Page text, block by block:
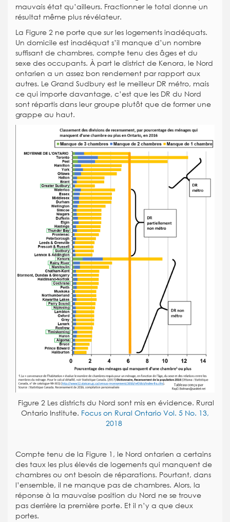
mauvais état qu’ailleurs. Fractionner le total donne un
résultat même plus révélateur.
La Figure 2 ne porte que sur les logements inadéquats.
Un domicile est inadéquat s’il manque d’un nombre
suffisant de chambres, compte tenu des âges et du
sexe des occupants. À part le district de Kenora, le Nord
ontarien a un assez bon rendement par rapport aux
autres. Le Grand Sudbury est le meilleur DR métro, mais
ce qui importe davantage, c’est que les DR du Nord
sont répartis dans leur groupe plutôt que de former une
grappe au haut.
Figure 2 Les districts du Nord sont mis en évidence. Rural
Ontario Institute. Focus on Rural Ontario Vol. 5 No. 13,
2018
Compte tenu de la Figure 1, le Nord ontarien a certains
des taux les plus élevés de logements qui manquent de
chambres ou ont besoin de réparations. Pourtant, dans
l’ensemble, il ne manque pas de chambres. Alors, la
réponse à la mauvaise position du Nord ne se trouve
pas derrière la première porte. Et il n’y a que deux
portes.